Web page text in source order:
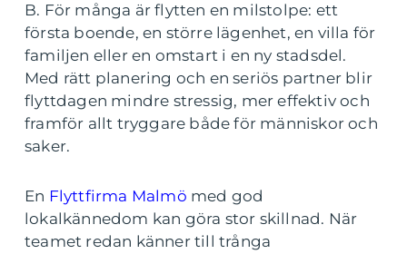
B. För många är flytten en milstolpe: ett
första boende, en större lägenhet, en villa för
familjen eller en omstart i en ny stadsdel.
Med rätt planering och en seriös partner blir
flyttdagen mindre stressig, mer effektiv och
framför allt tryggare både för människor och
saker.
En Flyttfirma Malmö med god
lokalkännedom kan göra stor skillnad. När
teamet redan känner till trånga